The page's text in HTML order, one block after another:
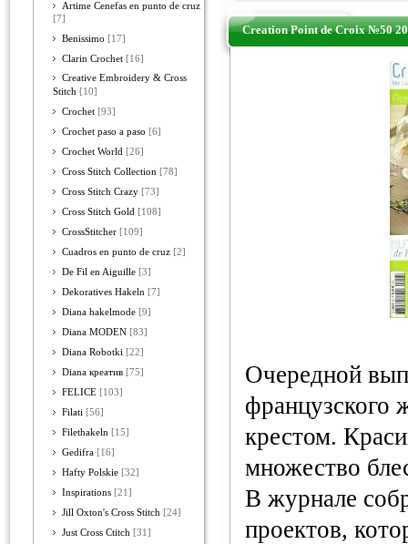
Artime Cenefas en punto de cruz
[7]
Benissimo [17]
Clarin Crochet [16]
Creative Embroidery & Cross
Stitch [10]
Crochet [93]
Crochet paso a paso [6]
Crochet World [26]
Cross Stitch Collection [78]
Cross Stitch Crazy [73]
Cross Stitch Gold [108]
CrossStitcher [109]
Cuadros en punto de cruz [2]
De Fil en Aiguille [3]
Dekoratives Hakeln [7]
Diana hakelmode [9]
Diana MODEN [83]
Diana Robotki [22]
Diana креатив [75]
FELICE [103]
Filati [56]
Filethakeln [15]
Gedifra [16]
Hafty Polskie [32]
Inspirations [21]
Jill Oxton's Cross Stitch [24]
Just Cross Ctitch [31]
Creation Point de Croix №50
Очередной
крестом.
множество
В журнале
проектов,